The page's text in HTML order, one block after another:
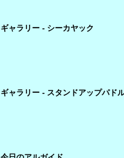
ギャラリー - シーカヤック
ギャラリー - スタンドアップパド